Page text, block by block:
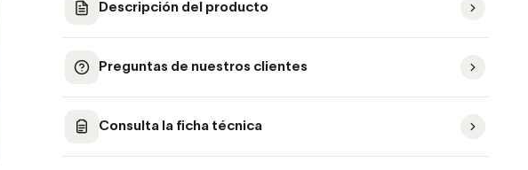
Descripción del producto
Preguntas de nuestros clientes
Consulta la ficha técnica